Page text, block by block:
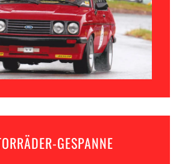
GESPANNE